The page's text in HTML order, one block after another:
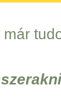
már